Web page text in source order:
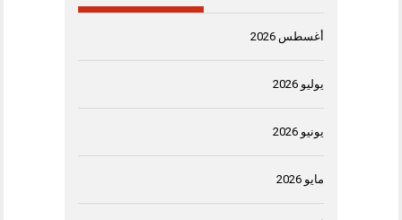
أغسطس 2026
يوليو 2026
يونيو 2026
مايو 2026